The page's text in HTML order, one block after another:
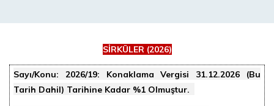
SİRKÜLER (2026)
Sayı/Konu: 2026/19: Konaklama Vergisi 31.12.2026 (Bu
Tarih Dahil) Tarihine Kadar %1 Olmuştur.